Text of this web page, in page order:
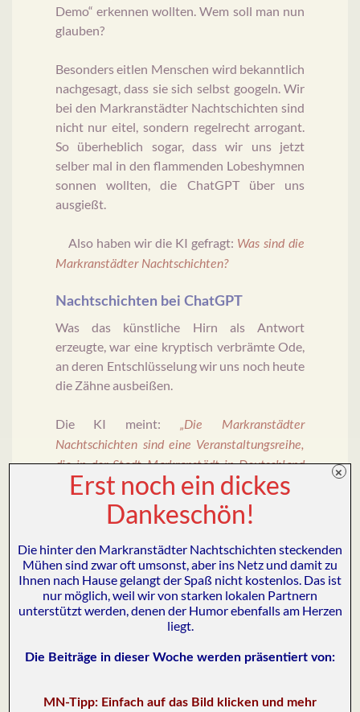
Demo“ erkennen wollten. Wem soll man nun
glauben?
Besonders eitlen Menschen wird bekanntlich
nachgesagt, dass sie sich selbst googeln. Wir
bei den Markranstädter Nachtschichten sind
nicht nur eitel, sondern regelrecht arrogant.
So überheblich sogar, dass wir uns jetzt
selber mal in den flammenden Lobeshymnen
sonnen wollten, die ChatGPT über uns
ausgießt.
Also haben wir die KI gefragt: Was sind die
Markranstädter Nachtschichten?
Nachtschichten bei ChatGPT
Was das künstliche Hirn als Antwort
erzeugte, war eine kryptisch verbrämte Ode,
an deren Entschlüsselung wir uns noch heute
die Zähne ausbeißen.
Die KI meint:
„Die Markranstädter
Nachtschichten sind eine Veranstaltungsreihe,
die in der Stadt Markranstädt in Deutschland
stattfindet. Es handelt sich um eine Reihe von
kulturellen Veranstaltungen, die in den Abend-
und Nachtstunden stattfinden. Dabei gibt es
verschiedene Programmpunkte wie Konzerte,
Theateraufführungen, Lesungen und vieles
mehr. Die Markranstädter Nachtschichten
bieten den Besuchern die Möglichkeit, die
Stadt und ihre kulturelle Vielfalt auch
erleben.“
„Übliche Öffnungszeiten“
Erst noch ein dickes
Dankeschön!
Die hinter den Markranstädter Nachtschichten steckenden
Mühen sind zwar oft umsonst, aber ins Netz und damit zu
Ihnen nach Hause gelangt der Spaß nicht kostenlos. Das ist
nur möglich, weil wir von starken lokalen Partnern
unterstützt werden, denen der Humor ebenfalls am Herzen
liegt.
Die Beiträge in dieser Woche werden präsentiert von:
MN-Tipp: Einfach auf das Bild klicken und mehr
×